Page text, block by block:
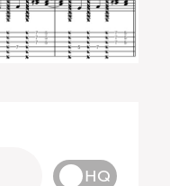
HQ